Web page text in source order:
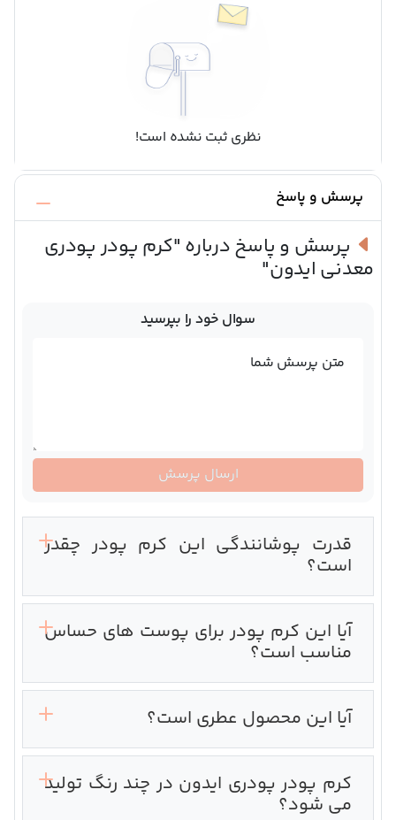
نظری ثبت نشده است!
پرسش و پاسخ
پرسش و پاسخ درباره "کرم پودر پودری
معدنی ایدون"
قدرت پوشانندگی این کرم پودر چقدر
است؟
آیا این کرم پودر برای پوست های حساس
مناسب است؟
آیا این محصول عطری است؟
کرم پودر پودری ایدون در چند رنگ تولید
می شود؟
سوال خود را بپرسید
متن پرسش شما
ارسال پرسش